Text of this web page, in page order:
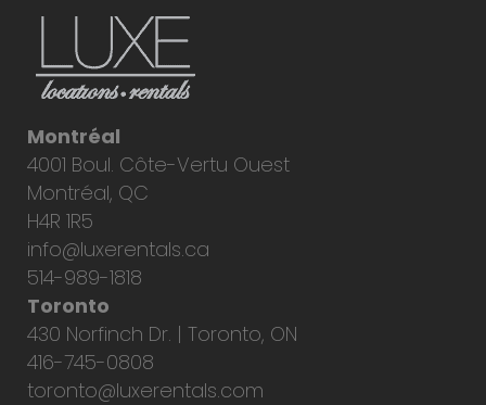
Montréal
4001 Boul. Côte-Vertu Ouest
Montréal, QC
H4R 1R5
info@luxerentals.ca
514-989-1818
Toronto
430 Norfinch Dr. | Toronto, ON
416-745-0808
toronto@luxerentals.com